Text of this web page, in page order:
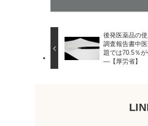
後発医薬品の
調査報告書中
題では70.5％
―【厚労省】